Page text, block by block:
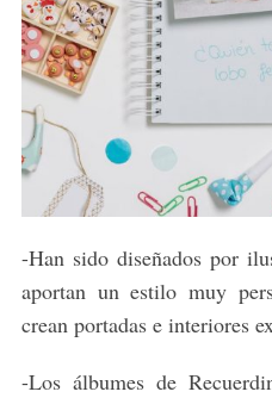
-Han sido diseñados por
aportan un estilo muy
crean portadas e interiores
-Los álbumes de